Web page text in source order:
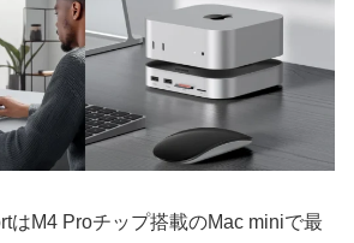
M4 Proチップ搭載のMac miniで最